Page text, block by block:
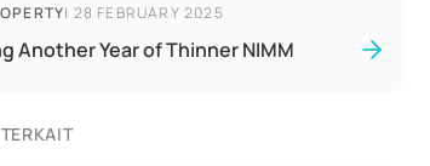
| 28 FEBRUARY 2025
Another Year of Thinner NIMM